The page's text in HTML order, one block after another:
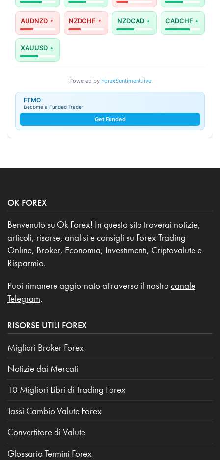
AUDNZD NZDCHF NZDCAD CADCHF
XAUUSD
Powered by ForexSentiment.live
FTMO
Become a Funded Trader
Get Funded
OK FOREX
Benvenuto su Ok Forex! In questo sito troverai notizie,
articoli, risorse, analisi e consigli su Forex Trading
Online, Broker, Economia, Investimenti, Criptovalute e
Risparmio.
Puoi rimanere aggiornato attraverso il nostro canale
Telegram.
RISORSE UTILI FOREX
Migliori Broker Forex
Notizie dai Mercati
10 Migliori Libri di Trading Forex
Tassi Cambio Valute Forex
Convertitore di Valute
Glossario Termini Forex